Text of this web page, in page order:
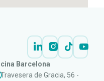
Barcelona
Travesera de Gracia, 56 -